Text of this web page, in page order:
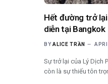
Hết đường trở
diễn tại Bangkok
BY ALICE TRẦN
Sự trở lại của Lý Dịch
còn là sự thiếu tôn